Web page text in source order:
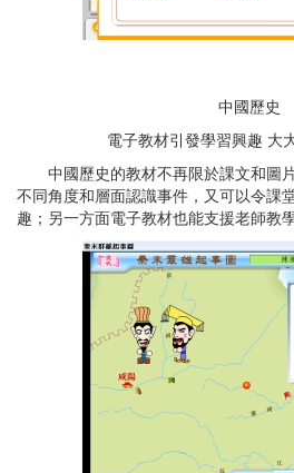
中國歷史
電子教材引發學習興趣 大
中國歷史的教材不再限於課文和圖
不同角度和層面認識事件，又可以令課
趣；另一方面電子教材也能支援老師教